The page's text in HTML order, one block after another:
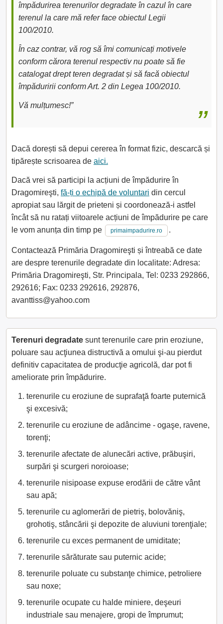
împădurirea terenurilor degradate în cazul în care
terenul la care mă refer face obiectul Legii
100/2010.
În caz contrar, vă rog să îmi comunicați motivele
conform cărora terenul respectiv nu poate să fie
catalogat drept teren degradat și să facă obiectul
împăduririi conform Art. 2 din Legea 100/2010.
Vă mulțumesc!”
Dacă dorești să depui cererea în format fizic, descarcă și
tipărește scrisoarea de aici.
Dacă vrei să participi la acțiuni de împădurire în
Dragomireşti, fă-ți o echipă de voluntari din cercul
apropiat sau lărgit de prieteni și coordonează-i astfel
încât să nu ratați viitoarele acțiuni de împădurire pe care
le vom anunța din timp pe
primaimpadurire.ro .
Contactează Primăria Dragomireşti și întreabă ce date
are despre terenurile degradate din localitate: Adresa:
Primăria Dragomireşti, Str. Principala, Tel: 0233 292866,
292616; Fax: 0233 292616, 292876,
avanttiss@yahoo.com
Terenuri degradate sunt terenurile care prin eroziune,
poluare sau acţiunea distructivă a omului şi-au pierdut
definitiv capacitatea de producţie agricolă, dar pot fi
ameliorate prin împădurire.
terenurile cu eroziune de suprafaţă foarte puternică
şi excesivă;
terenurile cu eroziune de adâncime - ogaşe, ravene,
torenţi;
terenurile afectate de alunecări active, prăbuşiri,
surpări şi scurgeri noroioase;
terenurile nisipoase expuse erodării de către vânt
sau apă;
terenurile cu aglomerări de pietriş, bolovăniş,
grohotiş, stâncării şi depozite de aluviuni torenţiale;
terenurile cu exces permanent de umiditate;
terenurile sărăturate sau puternic acide;
terenurile poluate cu substanţe chimice, petroliere
sau noxe;
terenurile ocupate cu halde miniere, deşeuri
industriale sau menajere, gropi de împrumut;